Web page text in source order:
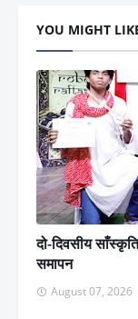
YOU MIGHT
दो-दिवसीय
समापन
August 07, 2026